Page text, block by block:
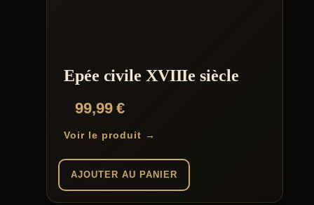
Epée civile XVIIIe siècle
99,99€
Voir le produit →
AJOUTER AU PANIER